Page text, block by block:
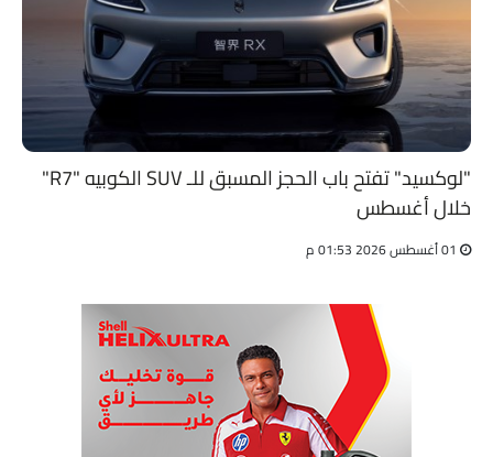
"لوكسيد" تفتح باب الحجز المسبق للـ SUV الكوبيه "R7"
خلال أغسطس